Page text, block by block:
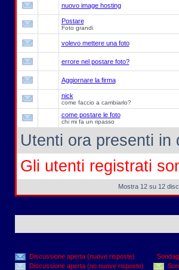
nuovo image hosting
Postare
Foto grandi
volevo mettere una foto
errore nel postare foto?
Aggiornare la firma
nick
come faccio a cambiarlo?
come postare le foto
chi mi fa un ripasso
Utenti ora presenti in
Gli utenti registrati
Mostra 12 su 12
Discussione aperta (nuove risposte)
Discussione aperta (no nuove risposte)